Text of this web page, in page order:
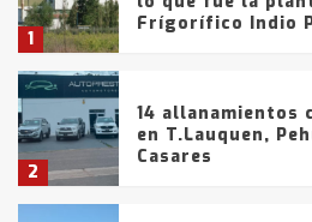
1
Frígorífico Indio
2
14 allanamientos
en T.Lauquen,
Casares